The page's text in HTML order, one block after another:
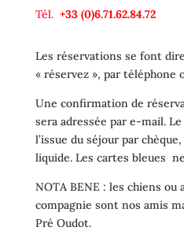
Tél. +33 (0)6.71.62.84.72
Les réservations se font
« réservez », par téléphone
Une confirmation de
sera adressée par e-mail.
l’issue du séjour par
liquide. Les cartes bleues
NOTA BENE : les chiens ou
compagnie sont nos amis
Pré Oudot.